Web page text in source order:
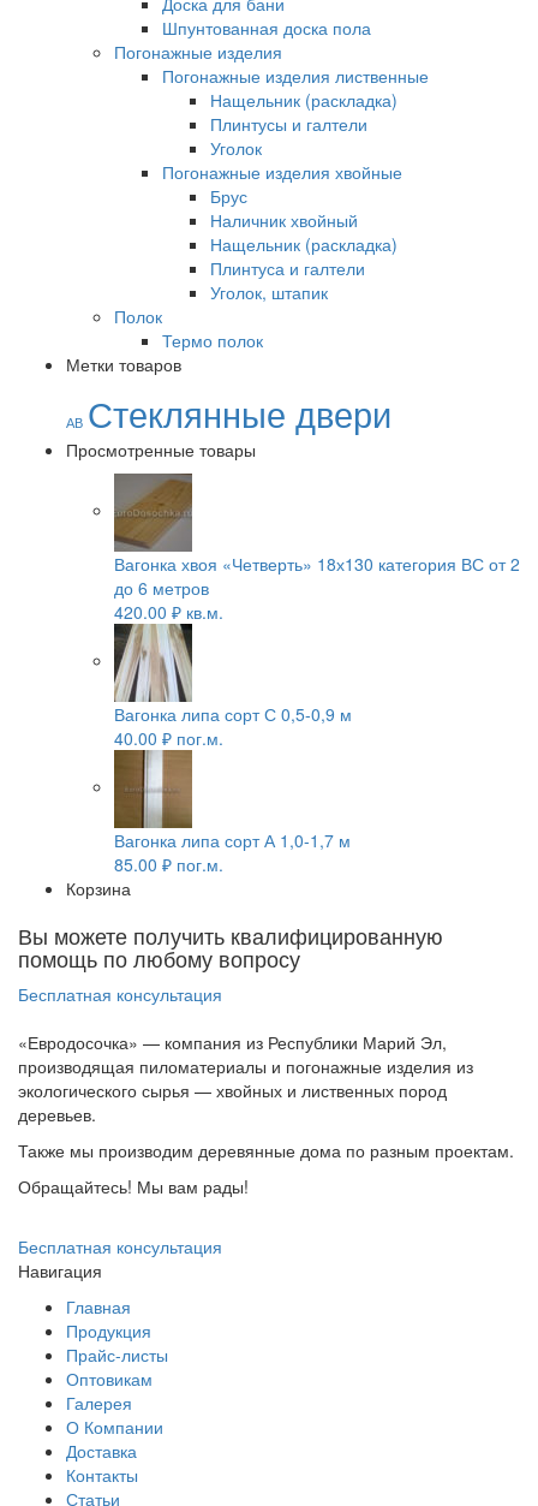
Шпунтованная доска пола
Погонажные изделия
Погонажные изделия лиственные
Нащельник (раскладка)
Плинтусы и галтели
Уголок
Погонажные изделия хвойные
Брус
Наличник хвойный
Нащельник (раскладка)
Плинтуса и галтели
Уголок, штапик
Полок
Термо полок
Метки товаров
АВ Стеклянные двери
Просмотренные товары
Вагонка хвоя «Четверть» 18х130 категория ВС от 2
до 6 метров
420.00 ₽ кв.м.
Вагонка липа сорт С 0,5-0,9 м
40.00 ₽ пог.м.
Вагонка липа сорт А 1,0-1,7 м
85.00 ₽ пог.м.
Корзина
Вы можете получить квалифицированную
помощь по любому вопросу
Бесплатная консультация
«Евродосочка» — компания из Республики Марий Эл,
производящая пиломатериалы и погонажные изделия из
экологического сырья — хвойных и лиственных пород
деревьев.
Также мы производим деревянные дома по разным проектам.
Обращайтесь! Мы вам рады!
Бесплатная консультация
Навигация
Главная
Продукция
Прайс-листы
Оптовикам
Галерея
О Компании
Доставка
Контакты
Статьи